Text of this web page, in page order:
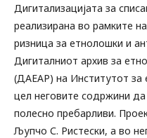
Дигитализацијата за
реализирана во рамките
ризница за етнолошки и
Дигиталниот архив за
(ДАЕАР) на Институтот за
цел неговите содржини
полесно пребарливи.
Љупчо С. Ристески, а во